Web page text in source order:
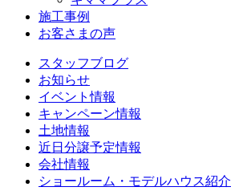
施工事例
お客さまの声
スタッフブログ
お知らせ
イベント情報
キャンペーン情報
土地情報
近日分譲予定情報
会社情報
ショールーム・モデルハウス紹介